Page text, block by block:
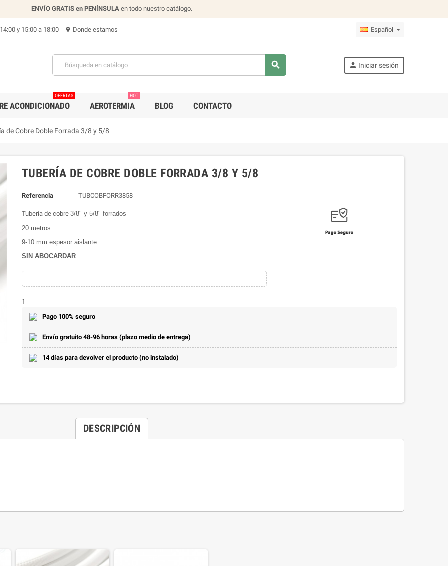
ENVÍO GRATIS en PENÍNSULA en todo nuestro catálogo.
y 15:00 a 18:00 location_on Donde estamos Español
search person Iniciar sesión
ACONDICIONADO
OFERTAS
AEROTERMIA
HOT
BLOG CONTACTO
de Cobre Doble Forrada 3/8 y 5/8
TUBERÍA DE COBRE DOBLE FORRADA 3/8 Y 5/8
Referencia TUBCOBFORR3858
Tubería de cobre 3/8" y 5/8" forrados
20 metros
9-10 mm espesor aislante
SIN ABOCARDAR
1
Pago 100% seguro
Envío gratuito 48-96 horas (plazo medio de entrega)
14 días para devolver el producto (no instalado)
DESCRIPCIÓN